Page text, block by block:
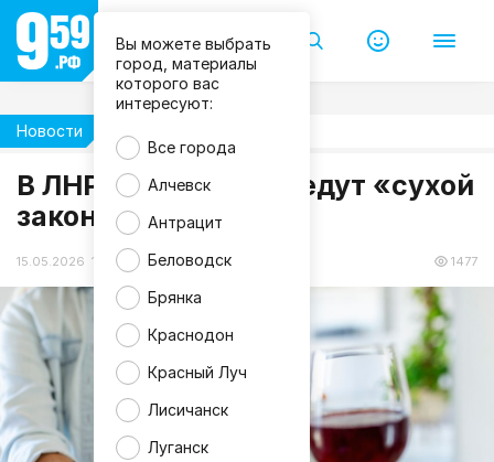
Вы можете выбрать
город, материалы
которого вас
интересуют:
Все города
Алчевск
Антрацит
Беловодск
Брянка
Краснодон
Красный Луч
Лисичанск
Луганск
Новости
В ЛНР на два дня введут «сухой
закон»
15.05.2026 17:54 1477
m
g
n
i
f
c